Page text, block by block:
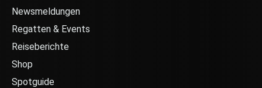
Newsmeldungen
Regatten & Events
Reiseberichte
Shop
Spotguide